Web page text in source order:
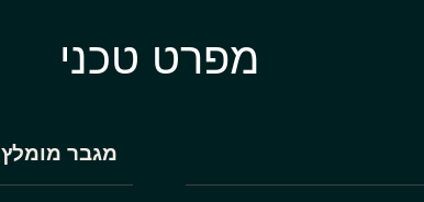
מפרט טכני
מגבר מומלץ